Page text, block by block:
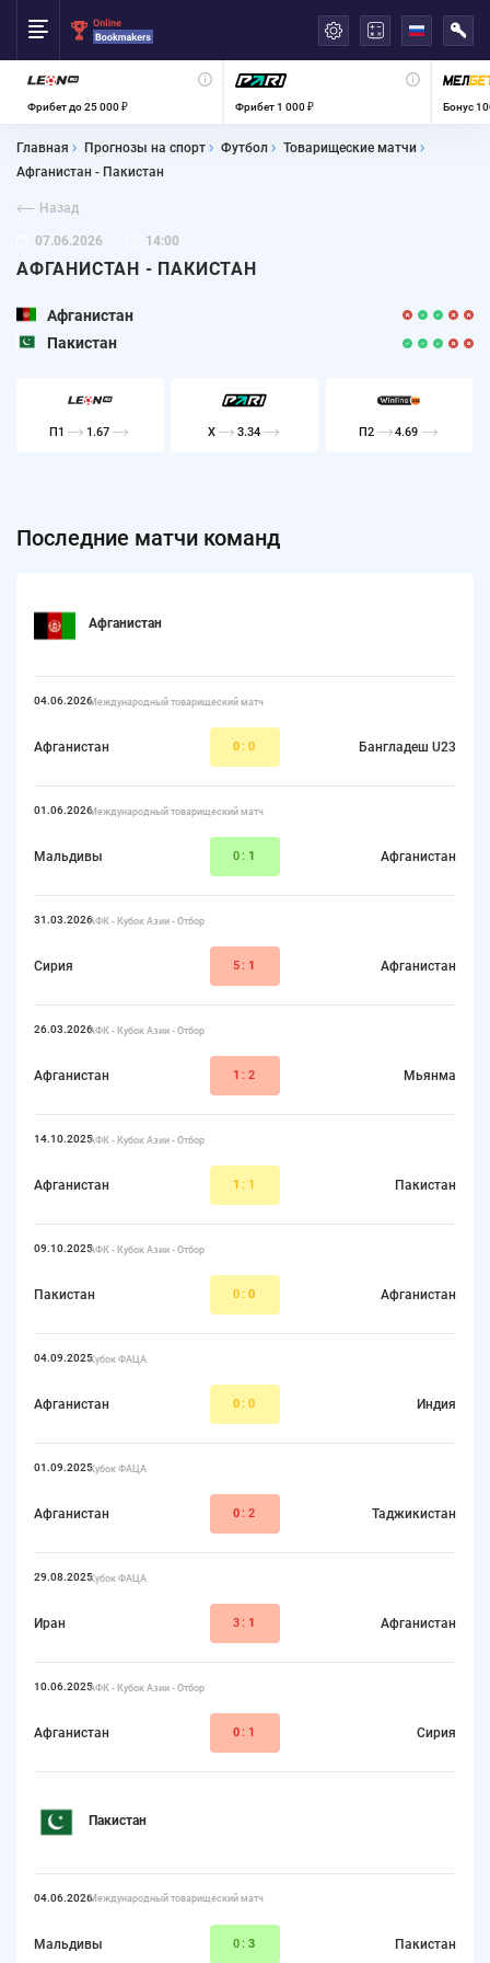
Фрибет до 25 000 ₽ Фрибет 1 000 ₽ Бонус
Главная Прогнозы на спорт Футбол
Товарищеские матчи
Афганистан - Пакистан
Назад
07.06.2026 14:00
АФГАНИСТАН - ПАКИСТАН
Афганистан
Пакистан
П1 1.67 X 3.34 П2 4.69
Последние матчи команд
Афганистан
04.06.2026Международный товарищеский матч
Афганистан 0:0 Бангладеш U23
01.06.2026Международный товарищеский матч
Мальдивы 0: 1 Афганистан
31.03.2026АФК - Кубок Азии - Отбор
Сирия 5: 1 Афганистан
26.03.2026АФК - Кубок Азии - Отбор
Афганистан 1:2 Мьянма
14.10.2025АФК - Кубок Азии - Отбор
Афганистан 1:1 Пакистан
09.10.2025АФК - Кубок Азии - Отбор
Пакистан 0: 0 Афганистан
04.09.2025Кубок ФАЦА
Афганистан 0:0 Индия
01.09.2025Кубок ФАЦА
Афганистан 0:2 Таджикистан
29.08.2025Кубок ФАЦА
Иран 3: 1 Афганистан
10.06.2025АФК - Кубок Азии - Отбор
Афганистан 0:1 Сирия
Пакистан
04.06.2026Международный товарищеский матч
Мальдивы 0: 3 Пакистан